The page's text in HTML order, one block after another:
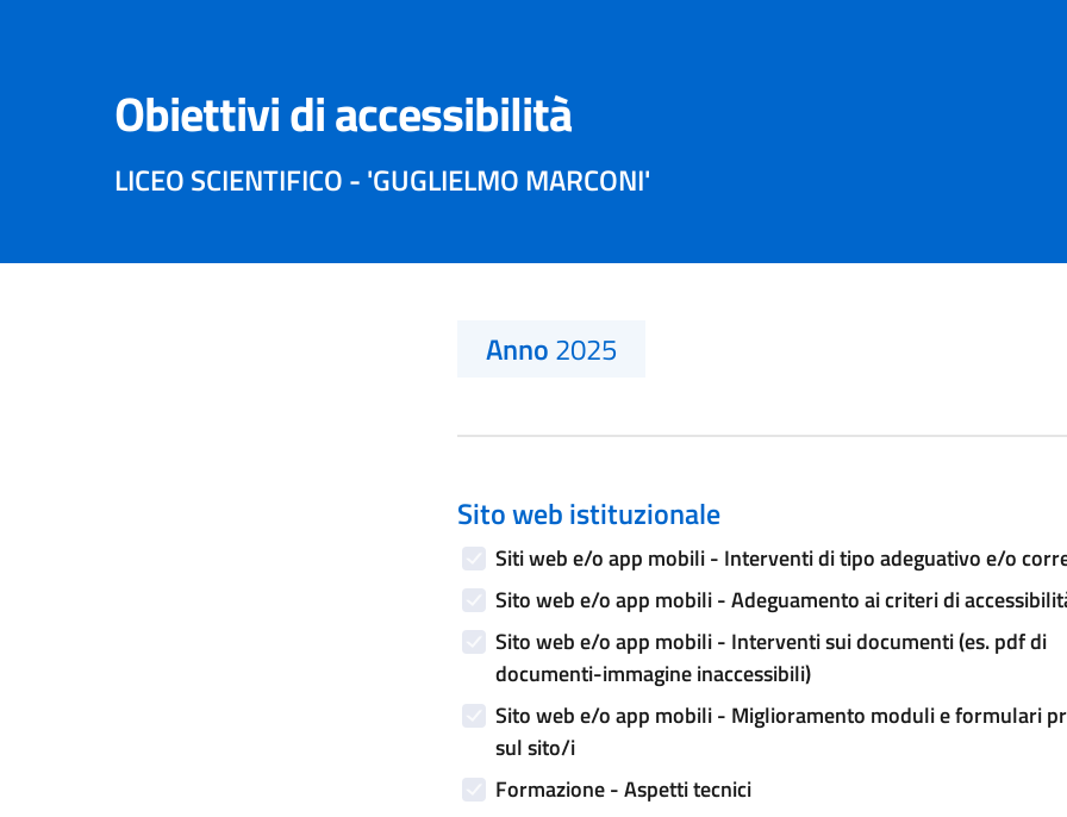
Obiettivi di accessibilità
LICEO SCIENTIFICO - 'GUGLIELMO MARCONI'
Anno2025
Sito web istituzionale
Siti web e/o app mobili - Interventi di tipo adeguativo e/o
Sito web e/o app mobili - Adeguamento ai criteri di
Sito web e/o app mobili - Interventi sui documenti (es. pdf di
documenti-immagine inaccessibili)
Sito web e/o app mobili - Miglioramento moduli e formulari
sul sito/i
Formazione - Aspetti tecnici